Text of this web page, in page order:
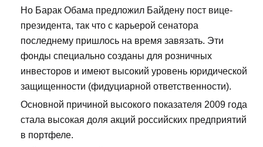
Но Барак Обама предложил Байдену пост вице-
президента, так что с карьерой сенатора
последнему пришлось на время завязать. Эти
фонды специально созданы для розничных
инвесторов и имеют высокий уровень юридической
защищенности (фидуциарной ответственности).
Основной причиной высокого показателя 2009 года
стала высокая доля акций российских предприятий
в портфеле.